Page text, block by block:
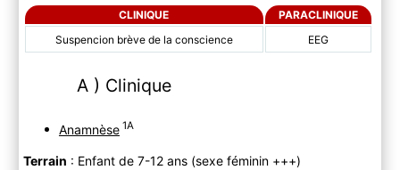
CLINIQUE
PARACLINIQUE
Suspencion brève de la conscience
EEG
A ) Clinique
Anamnèse 1A
Terrain : Enfant de 7-12 ans (sexe féminin +++)